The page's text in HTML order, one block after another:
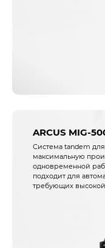
ARCUS MIG-
Система tandem
максимальную
одновременной
подходит для
требующих высокой